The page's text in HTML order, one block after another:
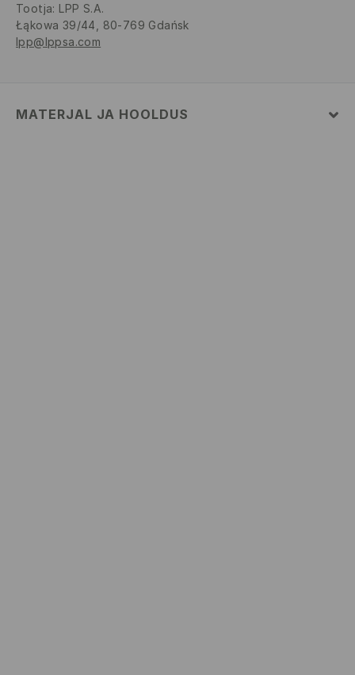
Tootja: LPP S.A.
Łąkowa 39/44, 80-769 Gdańsk
lpp@lppsa.com
MATERJAL JA HOOLDUS